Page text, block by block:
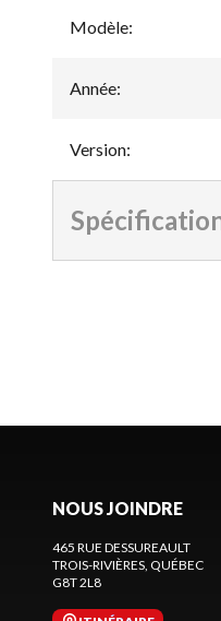
Modèle:
Année:
Version:
NOUS JOINDRE
465 RUE DESSUREAULT
TROIS-RIVIÈRES, QUÉBEC
G8T 2L8